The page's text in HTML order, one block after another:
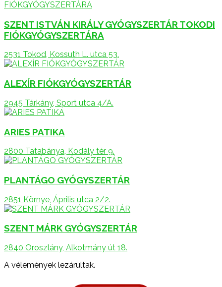
SZENT ISTVÁN KIRÁLY GYÓGYSZERTÁR TOKODI
FIÓKGYÓGYSZERTÁRA
2531 Tokod, Kossuth L. utca 53.
ALEXÍR FIÓKGYÓGYSZERTÁR
2945 Tárkány, Sport utca 4/A.
ARIES PATIKA
2800 Tatabánya, Kodály tér 9.
PLANTÁGO GYÓGYSZERTÁR
2851 Környe, Április utca 2/2.
SZENT MÁRK GYÓGYSZERTÁR
2840 Oroszlány, Alkotmány út 18.
A vélemények lezárultak.